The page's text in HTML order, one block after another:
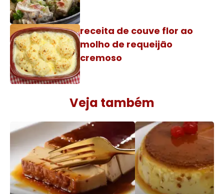
receita de couve flor ao
molho de requeijão
cremoso
Veja também